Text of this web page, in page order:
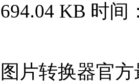
KB 时间
片转换器官